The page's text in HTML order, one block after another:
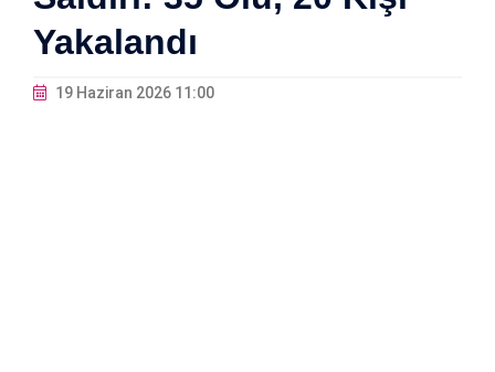
Yakalandı
19 Haziran 2026 11:00